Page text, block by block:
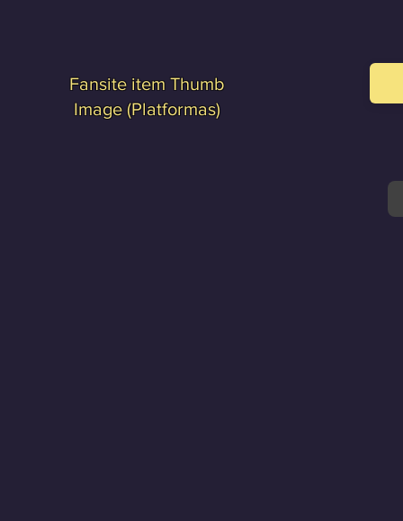
Fansite item Thumb
Image (Platformas)